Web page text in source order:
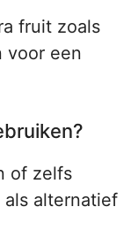
fruit zoals
voor een
of zelfs
als alternatief